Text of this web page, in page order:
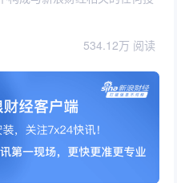
534.12万 阅读